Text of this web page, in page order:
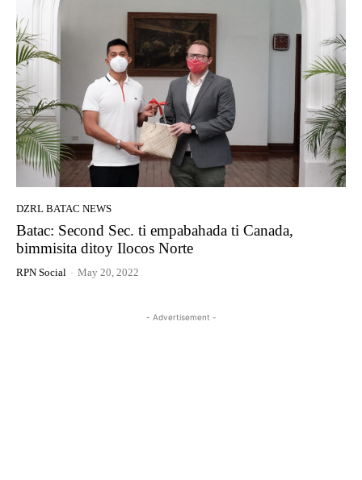
DZRL BATAC NEWS
Batac: Second Sec. ti empabahada ti Canada,
bimmisita ditoy Ilocos Norte
RPN Social - May 20, 2022
- Advertisement -